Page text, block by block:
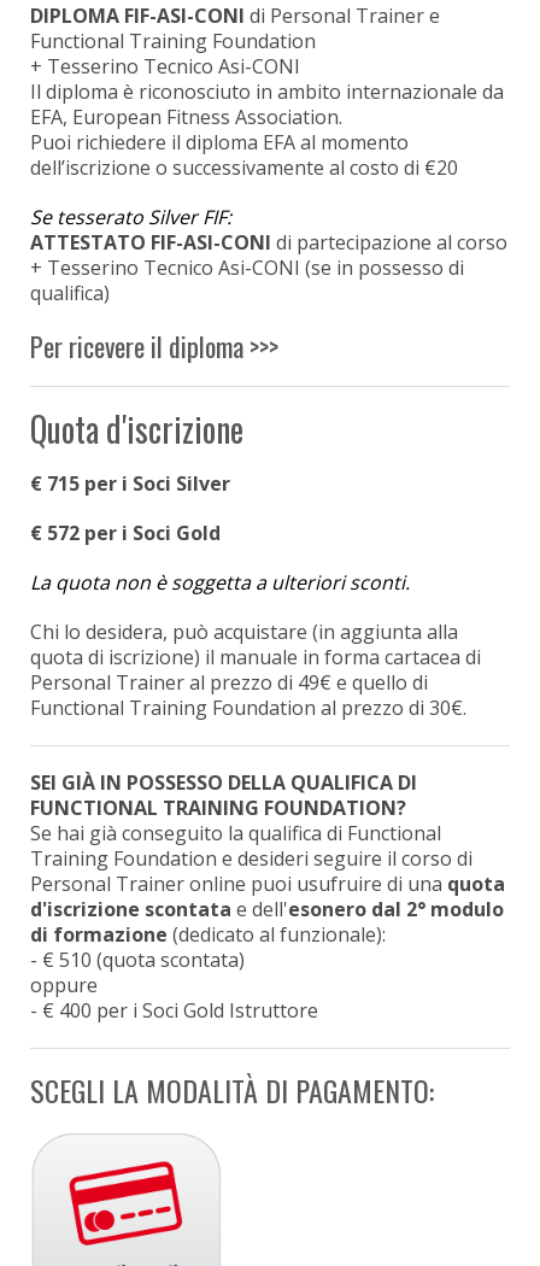
DIPLOMA FIF-ASI-CONI di Personal Trainer e
Functional Training Foundation
+ Tesserino Tecnico Asi-CONI
Il diploma è riconosciuto in ambito internazionale da
EFA, European Fitness Association.
Puoi richiedere il diploma EFA al momento
dell’iscrizione o successivamente al costo di €20
Se tesserato Silver FIF:
ATTESTATO FIF-ASI-CONI di partecipazione al corso
+ Tesserino Tecnico Asi-CONI (se in possesso di
qualifica)
Per ricevere il diploma >>>
Quota d'iscrizione
€ 715 per i Soci Silver
€ 572 per i Soci Gold
La quota non è soggetta a ulteriori sconti.
Chi lo desidera, può acquistare (in aggiunta alla
quota di iscrizione) il manuale in forma cartacea di
Personal Trainer al prezzo di 49€ e quello di
Functional Training Foundation al prezzo di 30€.
SEI GIÀ IN POSSESSO DELLA QUALIFICA DI
FUNCTIONAL TRAINING FOUNDATION?
Se hai già conseguito la qualifica di Functional
Training Foundation e desideri seguire il corso di
Personal Trainer online puoi usufruire di una quota
d'iscrizione scontata e dell'esonero dal 2° modulo
di formazione (dedicato al funzionale):
- € 510 (quota scontata)
oppure
- € 400 per i Soci Gold Istruttore
SCEGLI LA MODALITÀ DI PAGAMENTO: